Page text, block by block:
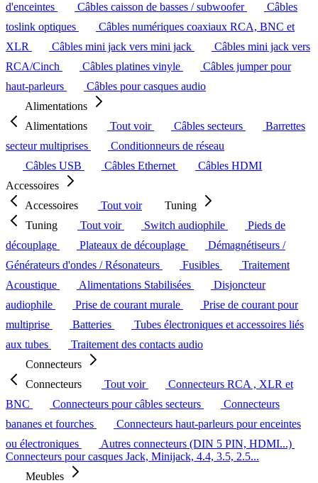
d'enceintes
Câbles caisson de basses / subwoofer
Câbles
toslink optiques
Câbles numériques coaxiaux RCA, BNC et
XLR
Câbles mini jack vers mini jack
Câbles mini jack vers
RCA/Cinch
Câbles platines vinyle
Câbles jumper pour
haut-parleurs
Câbles pour casques audio
Alimentations
Alimentations
Tout voir Câbles secteurs
Barrettes
secteur multiprises
Conditionneurs de réseau
Câbles USB
Câbles Ethernet
Câbles HDMI
Accessoires
Accessoires
Tout voir
Tuning
Tuning
Tout voir Switch audiophile
Pieds de
découplage
Plateaux de découplage
Démagnétiseurs /
Générateurs d'ondes / Résonateurs
Fusibles
Traitement
Acoustique
Alimentations Stabilisées
Disjoncteur
audiophile
Prise de courant murale
Prise de courant pour
multiprise
Batteries
Tubes électroniques et accessoires liés
aux tubes
Traitement des contacts audio
Connecteurs
Connecteurs
Tout voir
Connecteurs RCA , XLR et
BNC
Connecteurs pour câbles secteurs
Connecteurs
bananes et fourches
Connecteurs haut-parleurs pour enceintes
ou électroniques
Autres connecteurs (DIN 5 PIN, HDMI...)
Connecteurs pour casques Jack, Minijack, 4.4, 3.5, 2.5...
Meubles